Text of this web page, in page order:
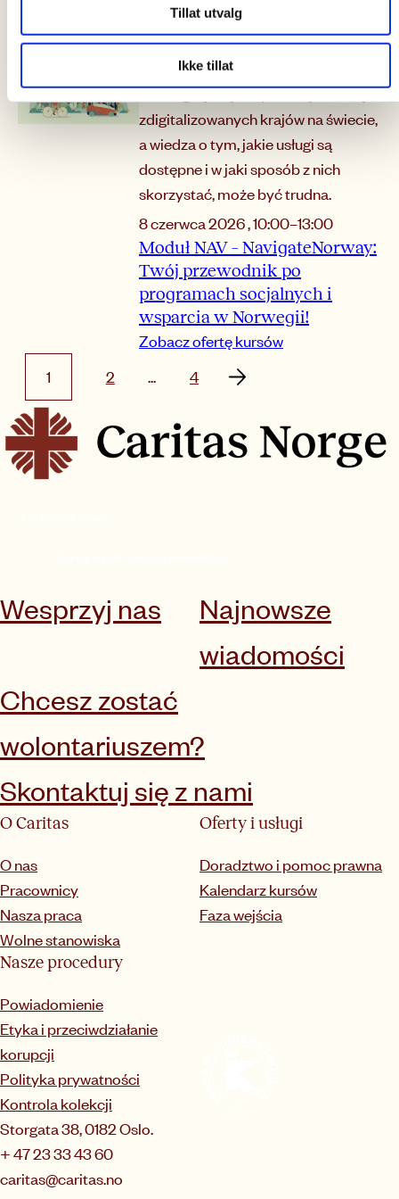
Tillat utvalg
Ikke tillat
Sinh Hột Nữ – Tiếng Việt
Zobacz ofertę kursów
NawigujNorwegia
Norwegia jest jednym z najbardziej
zdigitalizowanych krajów na świecie,
a wiedza o tym, jakie usługi są
dostępne i w jaki sposób z nich
skorzystać, może być trudna.
8 czerwca 2026,10:00–13:00
Moduł NAV – NavigateNorway:
Twój przewodnik po
programach socjalnych i
wsparcia w Norwegii!
Zobacz ofertę kursów
1
2 ... 4
Wesprzyj nas
Najnowsze
wiadomości
Chcesz zostać
wolontariuszem?
Skontaktuj się z nami
O Caritas
O nas
Pracownicy
Nasza praca
Wolne stanowiska
Oferty i usługi
Doradztwo i pomoc prawna
Kalendarz kursów
Faza wejścia
Nasze procedury
Powiadomienie
Etyka i przeciwdziałanie
korupcji
Polityka prywatności
Kontrola kolekcji
Storgata 38, 0182 Oslo.
+ 47 23 33 43 60
caritas@caritas.no